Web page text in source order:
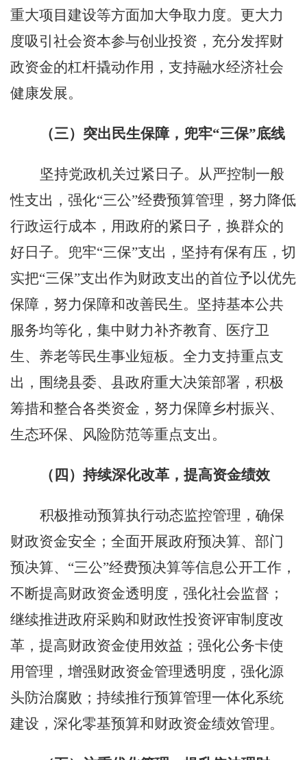
重大项目建设等方面加大争取力度。更大力
度吸引社会资本参与创业投资，充分发挥财
政资金的杠杆撬动作用，支持融水经济社会
健康发展。
（三）突出民生保障，兜牢“三保”底线
坚持党政机关过紧日子。从严控制一般
性支出，强化“三公”经费预算管理，努力降低
行政运行成本，用政府的紧日子，换群众的
好日子。兜牢“三保”支出，坚持有保有压，切
实把“三保”支出作为财政支出的首位予以优先
保障，努力保障和改善民生。坚持基本公共
服务均等化，集中财力补齐教育、医疗卫
生、养老等民生事业短板。全力支持重点支
出，围绕县委、县政府重大决策部署，积极
筹措和整合各类资金，努力保障乡村振兴、
生态环保、风险防范等重点支出。
（四）持续深化改革，提高资金绩效
积极推动预算执行动态监控管理，确保
财政资金安全；全面开展政府预决算、部门
预决算、 “三公”经费预决算等信息公开工作，
不断提高财政资金透明度，强化社会监督；
继续推进政府采购和财政性投资评审制度改
革，提高财政资金使用效益；强化公务卡使
用管理，增强财政资金管理透明度，强化源
头防治腐败；持续推行预算管理一体化系统
建设，深化零基预算和财政资金绩效管理。